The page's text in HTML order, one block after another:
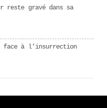
reste gravé dans sa
face à l’insurrection